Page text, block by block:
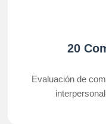
20
Evaluación de